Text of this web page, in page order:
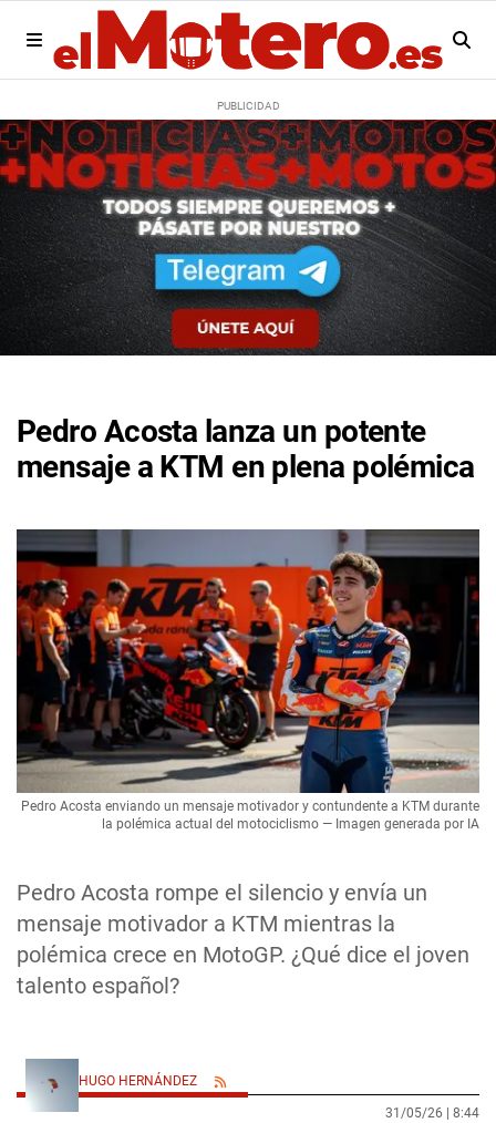
Pedro Acosta lanza un potente
mensaje a KTM en plena polémica
Pedro Acosta rompe el silencio y envía un
mensaje motivador a KTM mientras la
polémica crece en MotoGP. ¿Qué dice el joven
talento español?
Pedro Acosta enviando un mensaje motivador y contundente a KTM durante
la polémica actual del motociclismo — Imagen generada por IA
HUGO HERNÁNDEZ
31/05/26 | 8:44